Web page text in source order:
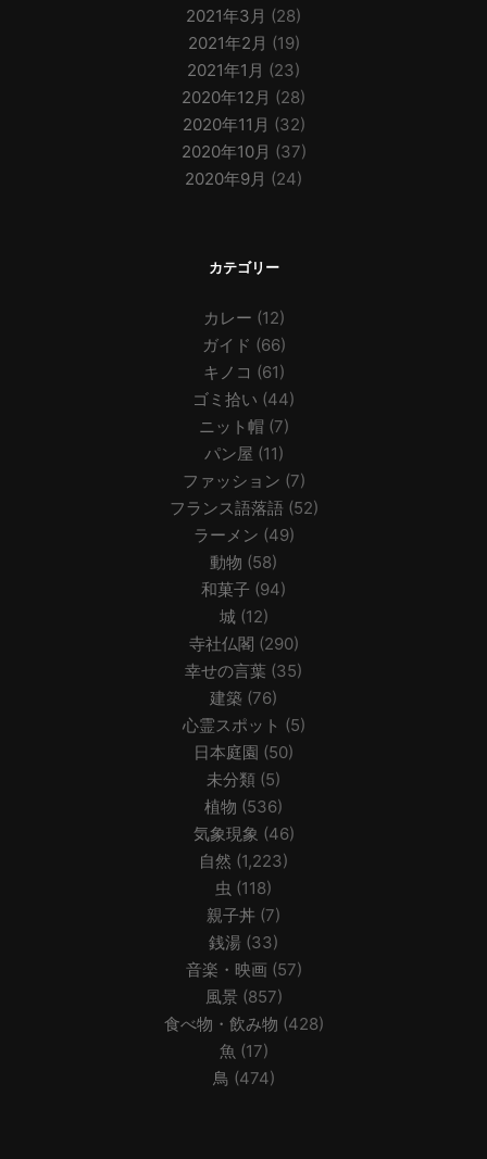
2021年3月 (28)
2021年2月 (19)
2021年1月 (23)
2020年12月 (28)
2020年11月 (32)
2020年10月 (37)
2020年9月 (24)
カテゴリー
カレー (12)
ガイド (66)
キノコ (61)
ゴミ拾い (44)
ニット帽 (7)
パン屋 (11)
ファッション (7)
フランス語落語 (52)
ラーメン (49)
動物 (58)
和菓子 (94)
城(12)
寺社仏閣 (290)
幸せの言葉 (35)
建築 (76)
心霊スポット (5)
日本庭園 (50)
未分類 (5)
植物 (536)
気象現象 (46)
自然 (1,223)
虫 (118)
親子丼 (7)
銭湯 (33)
音楽・映画 (57)
風景(857)
食べ物・飲み物 (428)
魚 (17)
鳥 (474)